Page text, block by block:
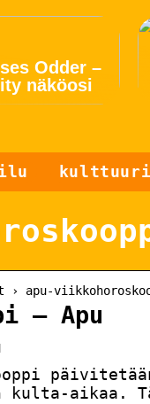
Odder –
näköosi
kulttuuri
apu-
– Apu
kulta-aikaa.